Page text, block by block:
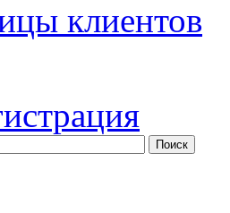
клиентов
Поиск